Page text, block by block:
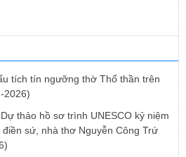
tích tín ngưỡng thờ Thổ thần trên
2026)
thảo hồ sơ trình UNESCO kỷ niệm
sứ, nhà thơ Nguyễn Công Trứ